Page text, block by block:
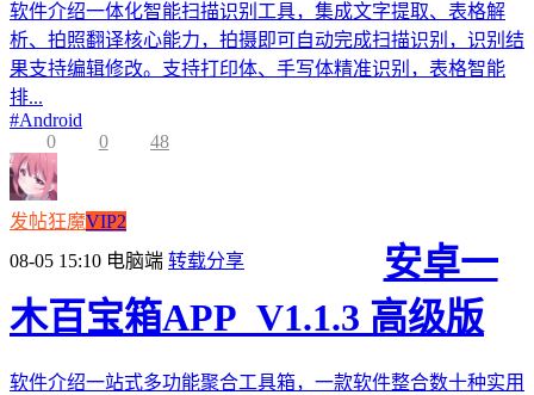
软件介绍一体化智能扫描识别工具，集成文字提取、表格解
析、拍照翻译核心能力，拍摄即可自动完成扫描识别，识别结
果支持编辑修改。支持打印体、手写体精准识别，表格智能
排...
#Android
0
0 48
发帖狂魔VIP2
08-05 15:10 电脑端 转载分享
安卓一
木百宝箱APP_V1.1.3 高级版
软件介绍一站式多功能聚合工具箱，一款软件整合数十种实用